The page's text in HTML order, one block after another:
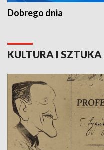
Dobrego dnia
KULTURA I SZTUKA